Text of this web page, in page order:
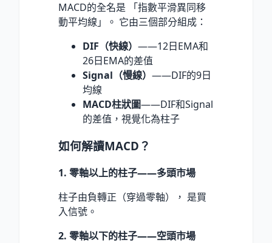
MACD的全名是 「指數平滑異同移
動平均線」。 它由三個部分組成：
DIF（快線） ——12日EMA和
26日EMA的差值
Signal（慢線） ——DIF的9日
均線
MACD柱狀圖——DIF和Signal
的差值，視覺化為柱子
如何解讀MACD？
1. 零軸以上的柱子——多頭市場
柱子由負轉正（穿過零軸）， 是買
入信號。
2. 零軸以下的柱子——空頭市場